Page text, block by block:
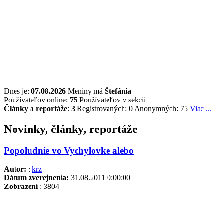
Dnes je: 07.08.2026 Meniny má Štefánia
Používateľov online: 75 Používateľov v sekcii
Články a reportáže: 3 Registrovaných: 0 Anonymných: 75 Viac ...
Novinky, články, reportáže
Popoludnie vo Vychylovke alebo
Autor: : krz
Dátum zverejnenia: 31.08.2011 0:00:00
Zobrazení: 3804